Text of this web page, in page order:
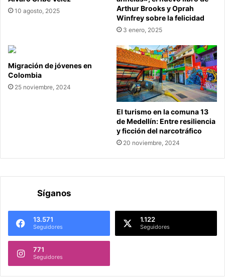
10 agosto, 2025
Arthur Brooks y Oprah
Winfrey sobre la felicidad
3 enero, 2025
Migración de jóvenes en
Colombia
25 noviembre, 2024
El turismo en la comuna 13
de Medellín: Entre resiliencia
y ficción del narcotráfico
20 noviembre, 2024
Síganos
13.571
Seguidores
1.122
Seguidores
771
Seguidores